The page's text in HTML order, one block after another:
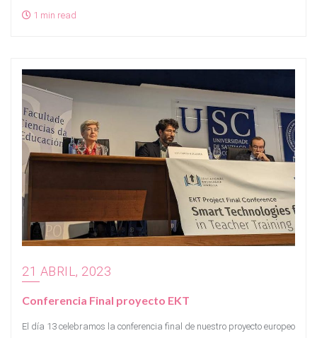
1 min read
21 ABRIL, 2023
Conferencia Final proyecto EKT
El día 13 celebramos la conferencia final de nuestro proyecto europeo